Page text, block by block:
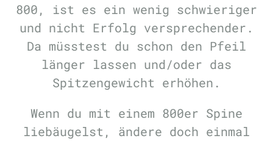
800, ist es ein wenig schwieriger
und nicht Erfolg versprechender.
Da müsstest du schon den Pfeil
länger lassen und/oder das
Spitzengewicht erhöhen.
Wenn du mit einem 800er Spine
liebäugelst, ändere doch einmal